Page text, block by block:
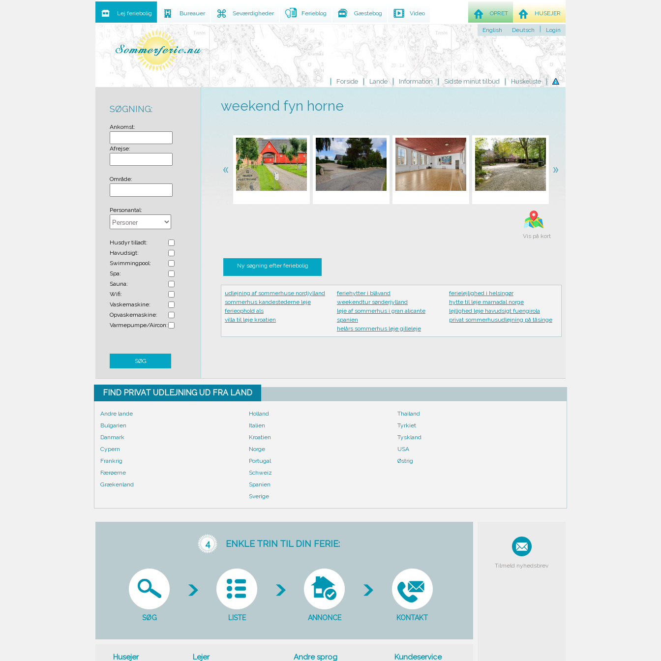
Forside Lande Information Sidste minut tilbud Huskeliste
weekend fyn horne
Vis på kort
Ny søgning efter feriebolig
udlejning af sommerhuse nordjylland
sommerhus kandestederne leje
ferieophold als
villa til leje kroatien
feriehytter i blåvand
weekendtur sønderjylland
leje af sommerhus i gran alicante
spanien
helårs sommerhus leje gilleleje
ferielejlighed i helsingør
hytte til leje marnadal norge
lejlighed leje havudsigt fuengirola
privat sommerhusudlejning på tåsinge
SØGNING:
Ankomst:
Afrejse:
Område:
Personantal:
Husdyr tilladt:
Havudsigt:
Swimmingpool:
Spa:
Sauna:
Wifi:
Vaskemaskine:
Opvaskemaskine:
Varmepumpe/Aircon:
SØG
FIND PRIVAT UDLEJNING UD FRA LAND
Andre lande
Bulgarien
Danmark
Cypern
Frankrig
Færøerne
Grækenland
Holland
Italien
Kroatien
Norge
Portugal
Schweiz
Spanien
Sverige
Thailand
Tyrkiet
Tyskland
USA
Østrig
4 ENKLE TRIN TIL DIN FERIE:
SØG LISTE ANNONCE KONTAKT
Husejer Lejer Andre sprog Kundeservice
Tilmeld nyhedsbrev
Lej feriebolig Bureauer Seværdigheder Ferieblog Gæstebog Video HUSEJER
OPRET
English Deutsch Login